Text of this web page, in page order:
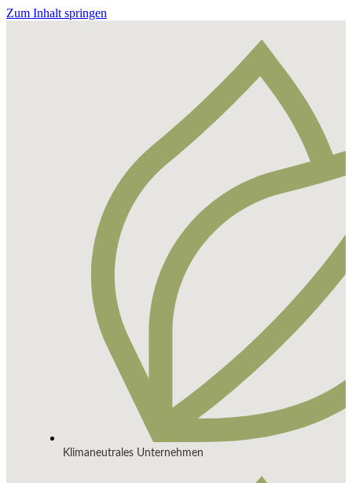
Zum Inhalt springen
Klimaneutrales Unternehmen